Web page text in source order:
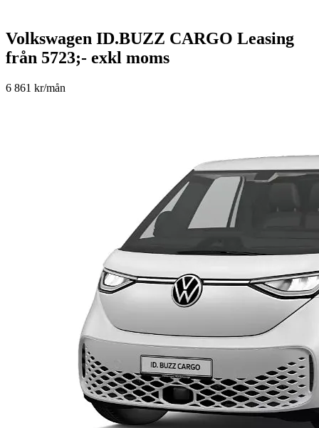
Volkswagen ID.BUZZ CARGO Leasing
från 5723;- exkl moms
6 861 kr/mån